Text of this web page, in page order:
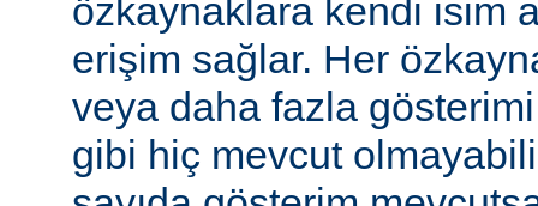
özkaynaklara kendi isim
erişim sağlar. Her
veya daha fazla
gibi hiç mevcut